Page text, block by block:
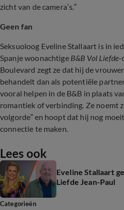
zicht van de camera’s.”
Geen fan
Seksuoloog Eveline Stallaart is in
Spanje woonachtige B&B Vol Liefde-
Boulevard zegt ze dat hij de
behandelt dan als potentiële
vooral helpen in de B&B in plaats
romantiek of verbinding. Ze noemt
volgorde” en hoopt dat hij nog
connectie te maken.
Lees ook
Eveline Stallaart
Liefde Jean-Paul
Categorieën